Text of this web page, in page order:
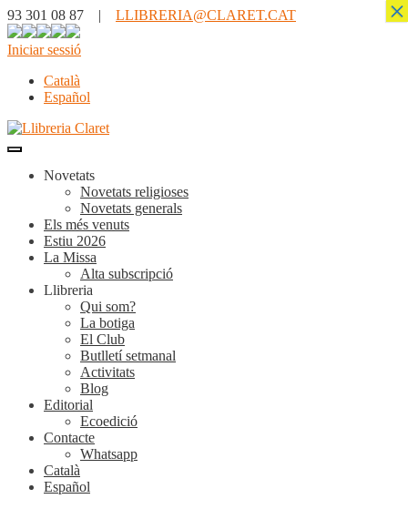
93 301 08 87 | LLIBRERIA@CLARET.CAT
Iniciar sessió
Català
Español
Novetats
Novetats religioses
Novetats generals
Els més venuts
Estiu 2026
La Missa
Alta subscripció
Llibreria
Qui som?
La botiga
El Club
Butlletí setmanal
Activitats
Blog
Editorial
Ecoedició
Contacte
Whatsapp
Català
Español
×